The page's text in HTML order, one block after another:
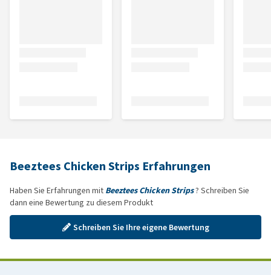
Beeztees Chicken Strips Erfahrungen
Haben Sie Erfahrungen mit Beeztees Chicken Strips? Schreiben Sie
dann eine Bewertung zu diesem Produkt
Schreiben Sie Ihre eigene Bewertung